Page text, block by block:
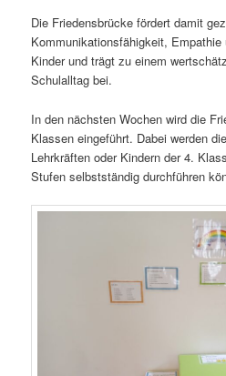
Die Friedensbrücke fördert damit
Kommunikationsfähigkeit,
Kinder und trägt zu einem
Schulalltag bei.
In den nächsten Wochen wird die
Klassen eingeführt. Dabei werden
Lehrkräften oder Kindern der 4.
Stufen selbstständig durchführen